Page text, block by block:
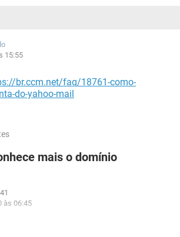
15:55
br.ccm.net/faq/18761-como-
do-yahoo-mail
mais o domínio
às 06:45